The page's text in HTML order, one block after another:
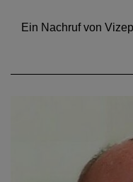
Ein Nachruf von